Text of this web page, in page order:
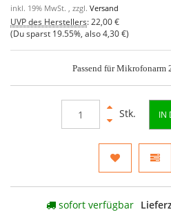
inkl. 19% MwSt. , zzgl. Versand
UVP des Herstellers: 22,00 €
(Du sparst 19.55% , also4,30 €)
Passend für Mikrofonarm
Stk. IN
sofort verfügbar